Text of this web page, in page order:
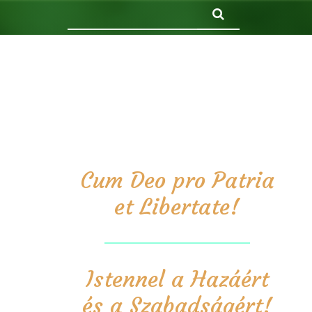
Cum Deo pro Patria
et Libertate!
Istennel a Hazáért
és a Szabadságért!